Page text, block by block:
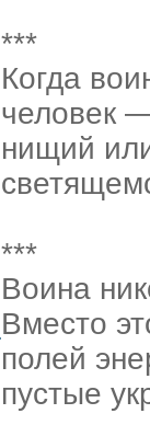
***
Когда
человек
нищий
***
Воина
Вместо
полей
пустые